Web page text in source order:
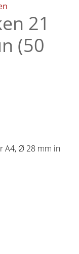
21
(50